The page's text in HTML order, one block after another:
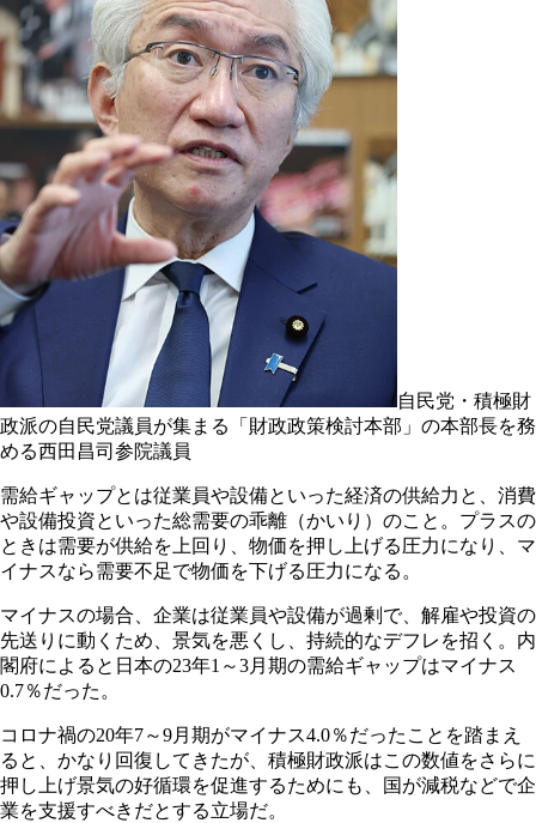
自民党・積極財
政派の自民党議員が集まる「財政政策検討本部」の本部長を務
める西田昌司参院議員
需給ギャップとは従業員や設備といった経済の供給力と、消費
や設備投資といった総需要の乖離（かいり）のこと。プラスの
ときは需要が供給を上回り、物価を押し上げる圧力になり、マ
イナスなら需要不足で物価を下げる圧力になる。
マイナスの場合、企業は従業員や設備が過剰で、解雇や投資の
先送りに動くため、景気を悪くし、持続的なデフレを招く。内
閣府によると日本の23年1～3月期の需給ギャップはマイナス
0.7％だった。
コロナ禍の20年7～9月期がマイナス4.0％だったことを踏まえ
ると、かなり回復してきたが、積極財政派はこの数値をさらに
押し上げ景気の好循環を促進するためにも、国が減税などで企
業を支援すべきだとする立場だ。